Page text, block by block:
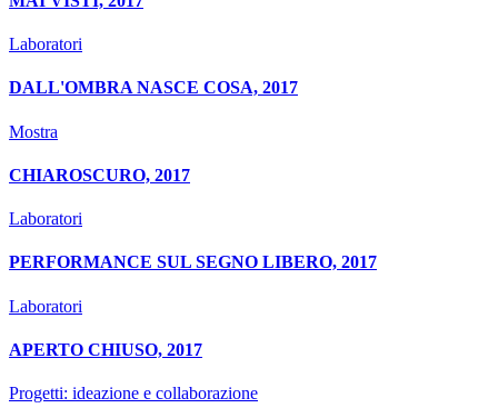
Laboratori
DALL'OMBRA NASCE COSA, 2017
Mostra
CHIAROSCURO, 2017
Laboratori
PERFORMANCE SUL SEGNO LIBERO, 2017
Laboratori
APERTO CHIUSO, 2017
Progetti: ideazione e collaborazione